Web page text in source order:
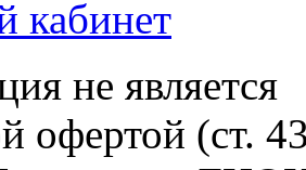
кабинет
не является
офертой (ст.